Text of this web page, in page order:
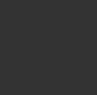
어 오일